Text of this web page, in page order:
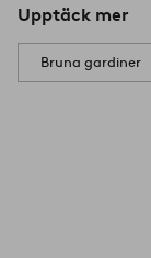
Upptäck mer
Bruna gardiner